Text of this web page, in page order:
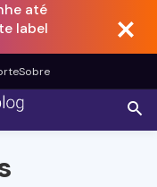
até
label
Sobre